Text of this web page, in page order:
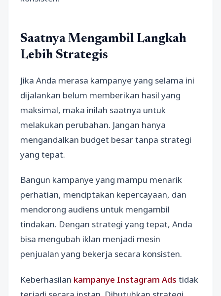
Saatnya Mengambil Langkah
Lebih Strategis
Jika Anda merasa kampanye yang selama ini
dijalankan belum memberikan hasil yang
maksimal, maka inilah saatnya untuk
melakukan perubahan. Jangan hanya
mengandalkan budget besar tanpa strategi
yang tepat.
Bangun kampanye yang mampu menarik
perhatian, menciptakan kepercayaan, dan
mendorong audiens untuk mengambil
tindakan. Dengan strategi yang tepat, Anda
bisa mengubah iklan menjadi mesin
penjualan yang bekerja secara konsisten.
Keberhasilan kampanye Instagram Ads tidak